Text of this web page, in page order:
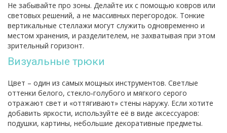
Не забывайте про зоны. Делайте их с помощью ковров или
световых решений, а не массивных перегородок. Тонкие
вертикальные стеллажи могут служить одновременно и
местом хранения, и разделителем, не захватывая при этом
зрительный горизонт.
Визуальные трюки
Цвет – один из самых мощных инструментов. Светлые
оттенки белого, стекло‑голубого и мягкого серого
отражают свет и «оттягивают» стены наружу. Если хотите
добавить яркости, используйте её в виде аксессуаров:
подушки, картины, небольшие декоративные предметы.